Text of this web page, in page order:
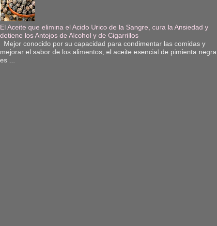
El Aceite que elimina el Acido Urico de la Sangre, cura la Ansiedad y
detiene los Antojos de Alcohol y de Cigarrillos
Mejor conocido por su capacidad para condimentar las comidas y
mejorar el sabor de los alimentos, el aceite esencial de pimienta negra
es ...